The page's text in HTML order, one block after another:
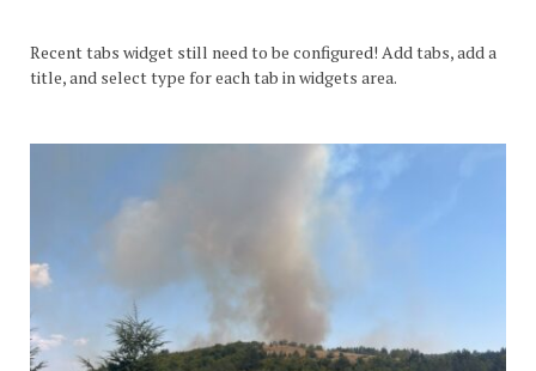
Recent tabs widget still need to be configured! Add tabs, add a
title, and select type for each tab in widgets area.